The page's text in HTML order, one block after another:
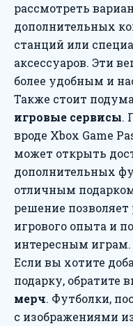
рассмотреть
дополнительных
станций или
аксессуаров. Эти
более удобным и
Также стоит
игровые сервисы.
вроде Xbox Game
может открыть
дополнительных
отличным
решение
игрового опыта и
интересным играм.
Если вы хотите
подарку, обратите
мерч. Футболки,
с изображениями